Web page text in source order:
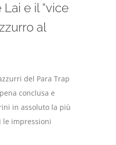
e il “vice
al
del Para Trap
conclusa e
in assoluto la più
le impressioni